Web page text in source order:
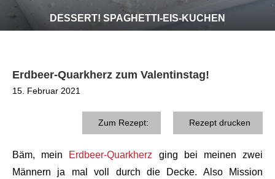
DESSERT! SPAGHETTI-EIS-KUCHEN
Erdbeer-Quarkherz zum Valentinstag!
15. Februar 2021
Zum Rezept: Rezept drucken
Bäm, mein Erdbeer-Quarkherz ging bei meinen zwei
Männern ja mal voll durch die Decke. Also Mission